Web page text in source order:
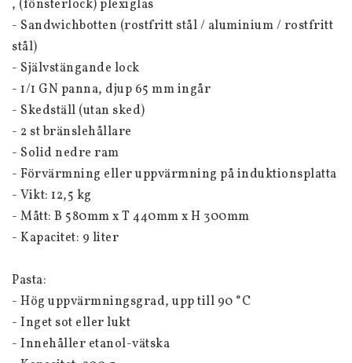
, (fönsterlock) plexiglas
- Sandwichbotten (rostfritt stål / aluminium / rostfritt
stål)
- Självstängande lock
- 1/1 GN panna, djup 65 mm ingår
- Skedställ (utan sked)
- 2 st bränslehållare
- Solid nedre ram
- Förvärmning eller uppvärmning på induktionsplatta
- Vikt: 12,5 kg
- Mått: B 580mm x T 440mm x H 300mm
- Kapacitet: 9 liter
Pasta:
- Hög uppvärmningsgrad, upp till 90 °C
- Inget sot eller lukt
- Innehåller etanol-vätska